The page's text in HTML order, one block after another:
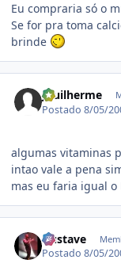
Eu compraria só o
Se for pra toma
brinde
Jguilherme
Postado8/05/
algumas vitaminas
intao vale a pena
mas eu faria igual
Gustave
Postado8/05/